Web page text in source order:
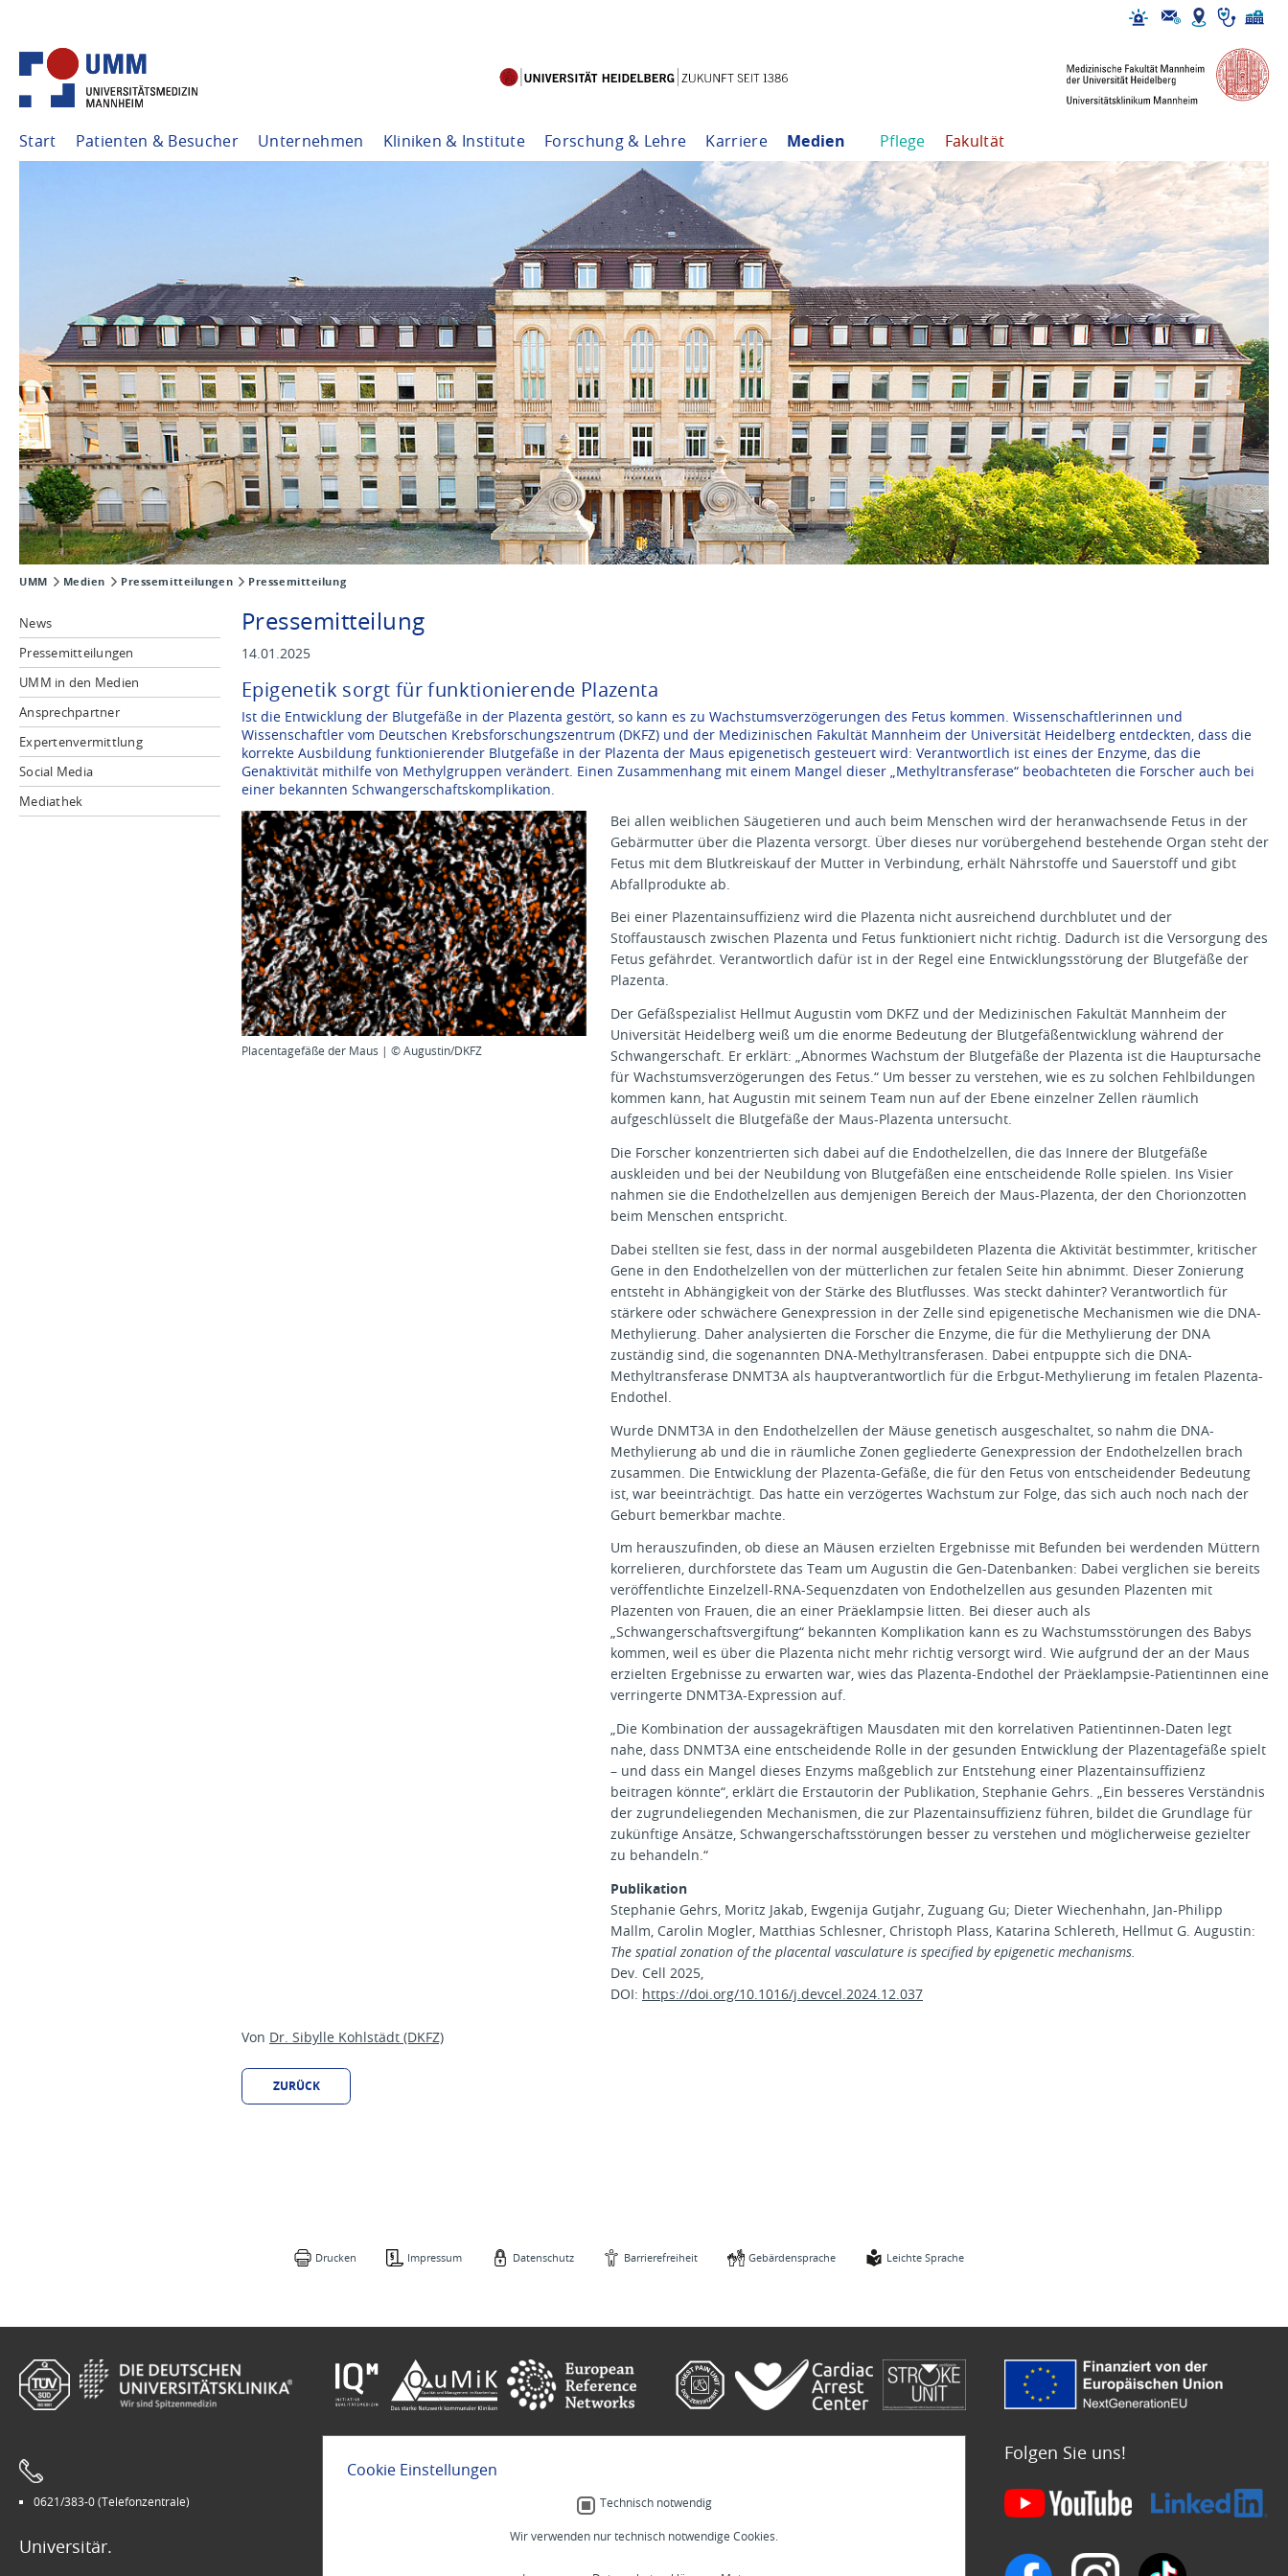
Start Patienten & Besucher Unternehmen Kliniken & Institute Forschung & Lehre Karriere Medien Pflege Fakultät
UMM Medien Pressemitteilungen Pressemitteilung
News
Pressemitteilungen
UMM in den Medien
Ansprechpartner
Expertenvermittlung
Social Media
Mediathek
Pressemitteilung
14.01.2025
Epigenetik sorgt für funktionierende Plazenta
Ist die Entwicklung der Blutgefäße in der Plazenta gestört, so kann es zu Wachstumsverzögerungen des Fetus kommen. Wissenschaftlerinnen und
Wissenschaftler vom Deutschen Krebsforschungszentrum (DKFZ) und der Medizinischen Fakultät Mannheim der Universität Heidelberg entdeckten, dass die
korrekte Ausbildung funktionierender Blutgefäße in der Plazenta der Maus epigenetisch gesteuert wird: Verantwortlich ist eines der Enzyme, das die
Genaktivität mithilfe von Methylgruppen verändert. Einen Zusammenhang mit einem Mangel dieser „Methyltransferase“ beobachteten die Forscher auch bei
einer bekannten Schwangerschaftskomplikation.
Placentagefäße der Maus | © Augustin/DKFZ
Bei allen weiblichen Säugetieren und auch beim Menschen wird der heranwachsende Fetus in der
Gebärmutter über die Plazenta versorgt. Über dieses nur vorübergehend bestehende Organ steht der
Fetus mit dem Blutkreiskauf der Mutter in Verbindung, erhält Nährstoffe und Sauerstoff und gibt
Abfallprodukte ab.
Bei einer Plazentainsuffizienz wird die Plazenta nicht ausreichend durchblutet und der
Stoffaustausch zwischen Plazenta und Fetus funktioniert nicht richtig. Dadurch ist die Versorgung des
Fetus gefährdet. Verantwortlich dafür ist in der Regel eine Entwicklungsstörung der Blutgefäße der
Plazenta.
Der Gefäßspezialist Hellmut Augustin vom DKFZ und der Medizinischen Fakultät Mannheim der
Universität Heidelberg weiß um die enorme Bedeutung der Blutgefäßentwicklung während der
Schwangerschaft. Er erklärt: „Abnormes Wachstum der Blutgefäße der Plazenta ist die Hauptursache
für Wachstumsverzögerungen des Fetus.“ Um besser zu verstehen, wie es zu solchen Fehlbildungen
kommen kann, hat Augustin mit seinem Team nun auf der Ebene einzelner Zellen räumlich
aufgeschlüsselt die Blutgefäße der Maus-Plazenta untersucht.
Die Forscher konzentrierten sich dabei auf die Endothelzellen, die das Innere der Blutgefäße
auskleiden und bei der Neubildung von Blutgefäßen eine entscheidende Rolle spielen. Ins Visier
nahmen sie die Endothelzellen aus demjenigen Bereich der Maus-Plazenta, der den Chorionzotten
beim Menschen entspricht.
Dabei stellten sie fest, dass in der normal ausgebildeten Plazenta die Aktivität bestimmter, kritischer
Gene in den Endothelzellen von der mütterlichen zur fetalen Seite hin abnimmt. Dieser Zonierung
entsteht in Abhängigkeit von der Stärke des Blutflusses. Was steckt dahinter? Verantwortlich für
stärkere oder schwächere Genexpression in der Zelle sind epigenetische Mechanismen wie die DNA-
Methylierung. Daher analysierten die Forscher die Enzyme, die für die Methylierung der DNA
zuständig sind, die sogenannten DNA-Methyltransferasen. Dabei entpuppte sich die DNA-
Methyltransferase DNMT3A als hauptverantwortlich für die Erbgut-Methylierung im fetalen Plazenta-
Endothel.
Wurde DNMT3A in den Endothelzellen der Mäuse genetisch ausgeschaltet, so nahm die DNA-
Methylierung ab und die in räumliche Zonen gegliederte Genexpression der Endothelzellen brach
zusammen. Die Entwicklung der Plazenta-Gefäße, die für den Fetus von entscheidender Bedeutung
ist, war beeinträchtigt. Das hatte ein verzögertes Wachstum zur Folge, das sich auch noch nach der
Geburt bemerkbar machte.
Um herauszufinden, ob diese an Mäusen erzielten Ergebnisse mit Befunden bei werdenden Müttern
korrelieren, durchforstete das Team um Augustin die Gen-Datenbanken: Dabei verglichen sie bereits
veröffentlichte Einzelzell-RNA-Sequenzdaten von Endothelzellen aus gesunden Plazenten mit
Plazenten von Frauen, die an einer Präeklampsie litten. Bei dieser auch als
„Schwangerschaftsvergiftung“ bekannten Komplikation kann es zu Wachstumsstörungen des Babys
kommen, weil es über die Plazenta nicht mehr richtig versorgt wird. Wie aufgrund der an der Maus
erzielten Ergebnisse zu erwarten war, wies das Plazenta-Endothel der Präeklampsie-Patientinnen eine
verringerte DNMT3A-Expression auf.
„Die Kombination der aussagekräftigen Mausdaten mit den korrelativen Patientinnen-Daten legt
nahe, dass DNMT3A eine entscheidende Rolle in der gesunden Entwicklung der Plazentagefäße spielt
– und dass ein Mangel dieses Enzyms maßgeblich zur Entstehung einer Plazentainsuffizienz
beitragen könnte“, erklärt die Erstautorin der Publikation, Stephanie Gehrs. „Ein besseres Verständnis
der zugrundeliegenden Mechanismen, die zur Plazentainsuffizienz führen, bildet die Grundlage für
zukünftige Ansätze, Schwangerschaftsstörungen besser zu verstehen und möglicherweise gezielter
zu behandeln.“
Publikation
Stephanie Gehrs, Moritz Jakab, Ewgenija Gutjahr, Zuguang Gu; Dieter Wiechenhahn, Jan-Philipp
Mallm, Carolin Mogler, Matthias Schlesner, Christoph Plass, Katarina Schlereth, Hellmut G. Augustin:
The spatial zonation of the placental vasculature is specified by epigenetic mechanisms.
Dev. Cell 2025,
DOI: https://doi.org/10.1016/j.devcel.2024.12.037
Von Dr. Sibylle Kohlstädt (DKFZ)
ZURÜCK
Drucken Impressum Datenschutz Barrierefreiheit Gebärdensprache Leichte Sprache
0621/383-0 (Telefonzentrale)
Universitär.
Gebärdensprache
Menschlich.
Folgen Sie uns!
Cookie Einstellungen
Technisch notwendig
Wir verwenden nur technisch notwendige Cookies.